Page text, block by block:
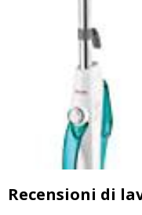
Recensioni di